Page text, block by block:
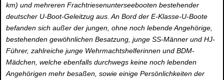
km) und mehreren Frachtriesenunterseebooten bestehender
deutscher U-Boot-Geleitzug aus. An Bord der E-Klasse-U-Boote
befanden sich außer der jungen, ohne noch lebende Angehörige,
bestehenden gewöhnlichen Besatzung, junge SS-Männer und HJ-
Führer, zahlreiche junge Wehrmachtshelferinnen und BDM-
Mädchen, welche ebenfalls durchwegs keine noch lebenden
Angehörigen mehr besaßen, sowie einige Persönlichkeiten der